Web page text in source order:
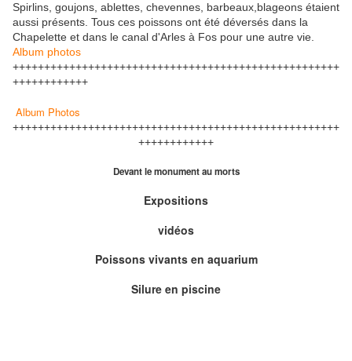
Spirlins, goujons, ablettes, chevennes, barbeaux,blageons étaient
aussi présents. Tous ces poissons ont été déversés dans la
Chapelette et dans le canal d'Arles à Fos pour une autre vie.
Album photos
++++++++++++++++++++++++++++++++++++++++++++++++++++
++++++++++++
Album Photos
++++++++++++++++++++++++++++++++++++++++++++++++++++
++++++++++++
Devant le monument au morts
Expositions
vidéos
Poissons vivants en aquarium
Silure en piscine